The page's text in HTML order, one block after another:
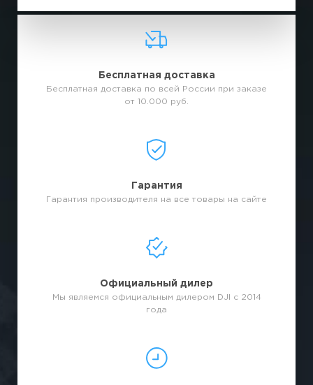
Бесплатная доставка
Бесплатная доставка по всей России при заказе
от 10.000 руб.
Гарантия
Гарантия производителя на все товары на сайте
Официальный дилер
Мы являемся официальным дилером DJI с 2014
года